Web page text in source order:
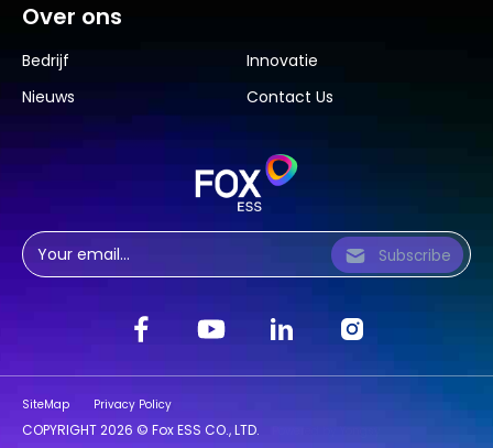
Subscribe
Over ons
Bedrijf
Innovatie
Nieuws
Contact Us
COPYRIGHT 2026 © Fox ESS CO., LTD.
SiteMap Privacy Policy